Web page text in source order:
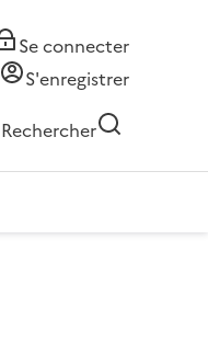
Se connecter
S'enregistrer
Rechercher